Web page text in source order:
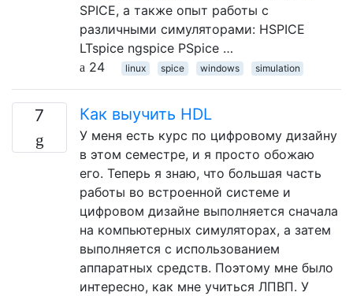
SPICE, а также опыт работы с
различными симуляторами: HSPICE
LTspice ngspice PSpice …
24
linux spice windows simulation
7 Как выучить HDL
У меня есть курс по цифровому дизайну
в этом семестре, и я просто обожаю
его. Теперь я знаю, что большая часть
работы во встроенной системе и
цифровом дизайне выполняется сначала
на компьютерных симуляторах, а затем
выполняется с использованием
аппаратных средств. Поэтому мне было
интересно, как мне учиться ЛПВП. У